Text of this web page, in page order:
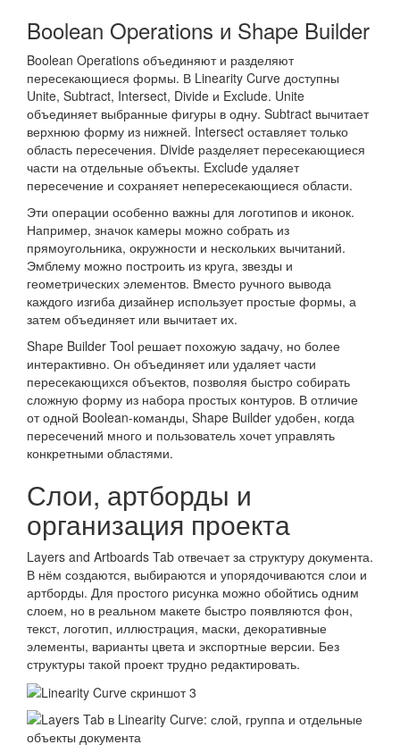
Boolean Operations и Shape Builder
Boolean Operations объединяют и разделяют
пересекающиеся формы. В Linearity Curve доступны
Unite, Subtract, Intersect, Divide и Exclude. Unite
объединяет выбранные фигуры в одну. Subtract вычитает
верхнюю форму из нижней. Intersect оставляет только
область пересечения. Divide разделяет пересекающиеся
части на отдельные объекты. Exclude удаляет
пересечение и сохраняет непересекающиеся области.
Эти операции особенно важны для логотипов и иконок.
Например, значок камеры можно собрать из
прямоугольника, окружности и нескольких вычитаний.
Эмблему можно построить из круга, звезды и
геометрических элементов. Вместо ручного вывода
каждого изгиба дизайнер использует простые формы, а
затем объединяет или вычитает их.
Shape Builder Tool решает похожую задачу, но более
интерактивно. Он объединяет или удаляет части
пересекающихся объектов, позволяя быстро собирать
сложную форму из набора простых контуров. В отличие
от одной Boolean-команды, Shape Builder удобен, когда
пересечений много и пользователь хочет управлять
конкретными областями.
Слои, артборды и
организация проекта
Layers and Artboards Tab отвечает за структуру документа.
В нём создаются, выбираются и упорядочиваются слои и
артборды. Для простого рисунка можно обойтись одним
слоем, но в реальном макете быстро появляются фон,
текст, логотип, иллюстрация, маски, декоративные
элементы, варианты цвета и экспортные версии. Без
структуры такой проект трудно редактировать.